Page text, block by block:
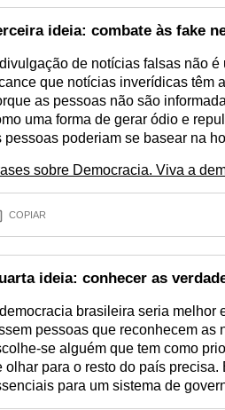
ideia: combate às fake
de notícias falsas não
que notícias inverídicas têm
as pessoas não são
uma forma de gerar ódio e
pessoas poderiam se basear na
sobre Democracia. Viva a
COPIAR
ideia: conhecer as
brasileira seria melhor
pessoas que reconhecem as
se alguém que tem como
olhar para o resto do país
para um sistema de